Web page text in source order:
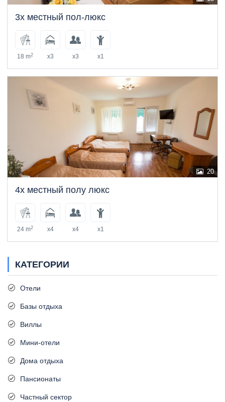
3х местный пол-люкс
18 m2 x3 x3 x1
20
4х местный полу люкс
24 m2 x4 x4 x1
КАТЕГОРИИ
Отели
Базы отдыха
Виллы
Мини-отели
Дома отдыха
Пансионаты
Частный сектор